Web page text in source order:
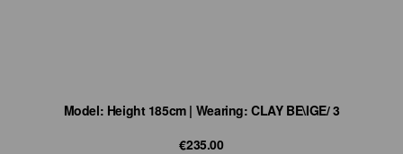
Model: Height 185cm | Wearing: CLAY BE\IGE/ 3
€235.00